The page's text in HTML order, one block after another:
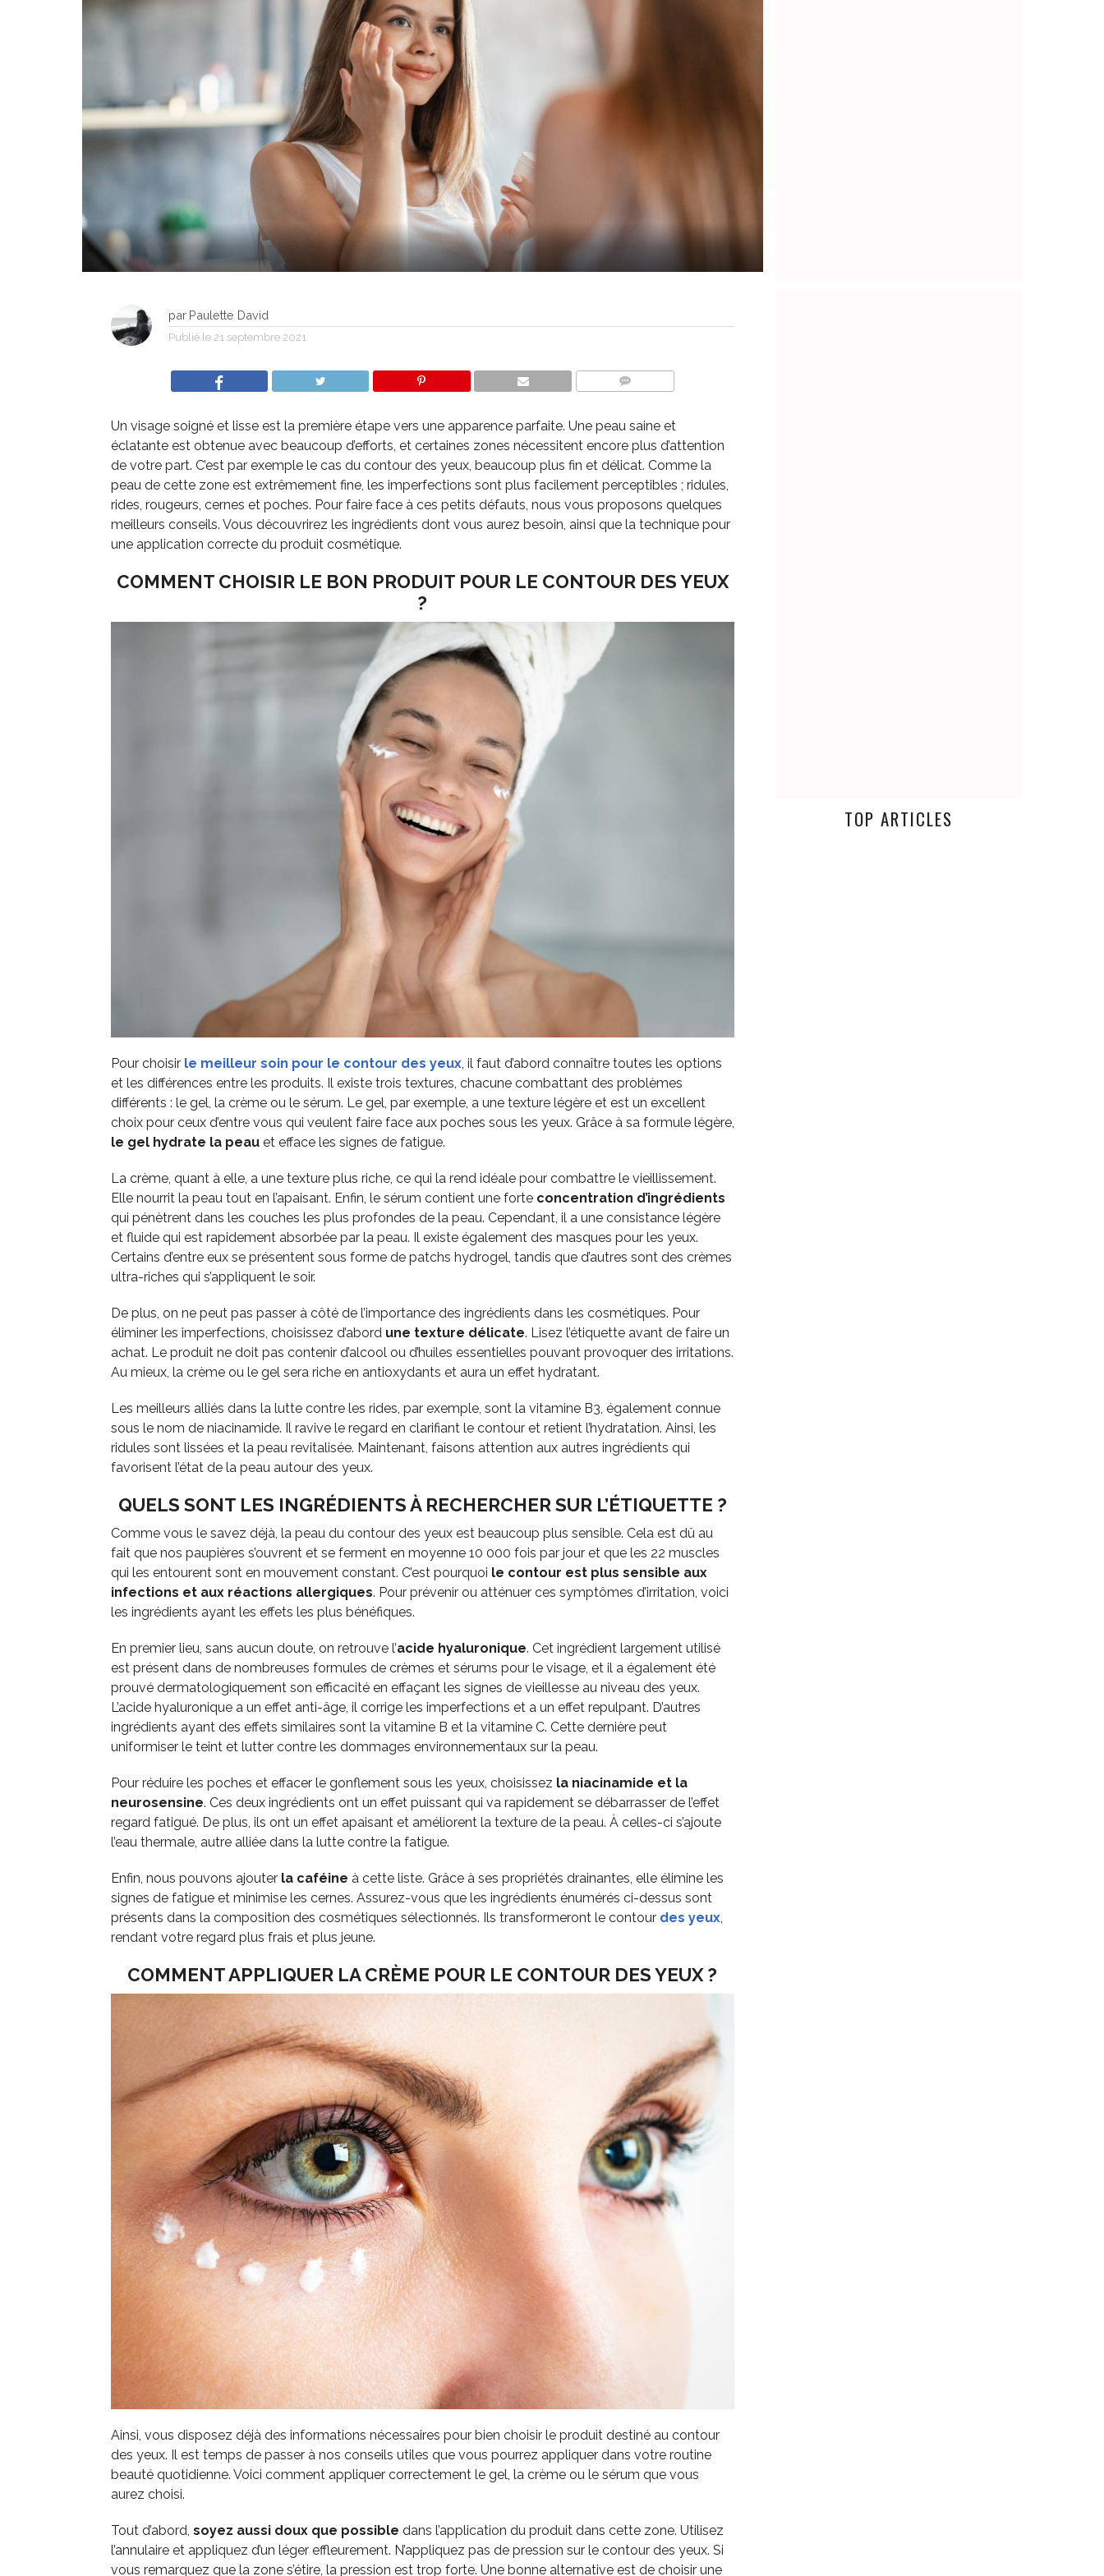
par Paulette David
Publié le 21 septembre 2021
Un visage soigné et lisse est la première étape vers une apparence parfaite. Une peau saine et
éclatante est obtenue avec beaucoup d’efforts, et certaines zones nécessitent encore plus d’attention
de votre part. C’est par exemple le cas du contour des yeux, beaucoup plus fin et délicat. Comme la
peau de cette zone est extrêmement fine, les imperfections sont plus facilement perceptibles ; ridules,
rides, rougeurs, cernes et poches. Pour faire face à ces petits défauts, nous vous proposons quelques
meilleurs conseils. Vous découvrirez les ingrédients dont vous aurez besoin, ainsi que la technique pour
une application correcte du produit cosmétique.
COMMENT CHOISIR LE BON PRODUIT POUR LE CONTOUR DES YEUX
?
Pour choisir le meilleur soin pour le contour des yeux, il faut d’abord connaître toutes les options
et les différences entre les produits. Il existe trois textures, chacune combattant des problèmes
différents : le gel, la crème ou le sérum. Le gel, par exemple, a une texture légère et est un excellent
choix pour ceux d’entre vous qui veulent faire face aux poches sous les yeux. Grâce à sa formule légère,
le gel hydrate la peauet efface les signes de fatigue.
La crème, quant à elle, a une texture plus riche, ce qui la rend idéale pour combattre le vieillissement.
Elle nourrit la peau tout en l’apaisant. Enfin, le sérum contient une forte concentration d’ingrédients
qui pénètrent dans les couches les plus profondes de la peau. Cependant, il a une consistance légère
et fluide qui est rapidement absorbée par la peau. Il existe également des masques pour les yeux.
Certains d’entre eux se présentent sous forme de patchs hydrogel, tandis que d’autres sont des crèmes
ultra-riches qui s’appliquent le soir.
De plus, on ne peut pas passer à côté de l’importance des ingrédients dans les cosmétiques. Pour
éliminer les imperfections, choisissez d’abord une texture délicate. Lisez l’étiquette avant de faire un
achat. Le produit ne doit pas contenir d’alcool ou d’huiles essentielles pouvant provoquer des irritations.
Au mieux, la crème ou le gel sera riche en antioxydants et aura un effet hydratant.
Les meilleurs alliés dans la lutte contre les rides, par exemple, sont la vitamine B3, également connue
sous le nom de niacinamide. Il ravive le regard en clarifiant le contour et retient l’hydratation. Ainsi, les
ridules sont lissées et la peau revitalisée. Maintenant, faisons attention aux autres ingrédients qui
favorisent l’état de la peau autour des yeux.
QUELS SONT LES INGRÉDIENTS À RECHERCHER SUR L’ÉTIQUETTE ?
Comme vous le savez déjà, la peau du contour des yeux est beaucoup plus sensible. Cela est dû au
fait que nos paupières s’ouvrent et se ferment en moyenne 10 000 fois par jour et que les 22 muscles
qui les entourent sont en mouvement constant. C’est pourquoi le contour est plus sensible aux
infections et aux réactions allergiques. Pour prévenir ou atténuer ces symptômes d’irritation, voici
les ingrédients ayant les effets les plus bénéfiques.
En premier lieu, sans aucun doute, on retrouve l’acide hyaluronique. Cet ingrédient largement utilisé
est présent dans de nombreuses formules de crèmes et sérums pour le visage, et il a également été
prouvé dermatologiquement son efficacité en effaçant les signes de vieillesse au niveau des yeux.
L’acide hyaluronique a un effet anti-âge, il corrige les imperfections et a un effet repulpant. D’autres
ingrédients ayant des effets similaires sont la vitamine B et la vitamine C. Cette dernière peut
uniformiser le teint et lutter contre les dommages environnementaux sur la peau.
Pour réduire les poches et effacer le gonflement sous les yeux, choisissez la niacinamide et la
neurosensine. Ces deux ingrédients ont un effet puissant qui va rapidement se débarrasser de l’effet
regard fatigué. De plus, ils ont un effet apaisant et améliorent la texture de la peau. À celles-ci s’ajoute
l’eau thermale, autre alliée dans la lutte contre la fatigue.
Enfin, nous pouvons ajouter la caféine à cette liste. Grâce à ses propriétés drainantes, elle élimine les
signes de fatigue et minimise les cernes. Assurez-vous que les ingrédients énumérés ci-dessus sont
présents dans la composition des cosmétiques sélectionnés. Ils transformeront le contour des yeux,
rendant votre regard plus frais et plus jeune.
COMMENT APPLIQUER LA CRÈME POUR LE CONTOUR DES YEUX ?
Ainsi, vous disposez déjà des informations nécessaires pour bien choisir le produit destiné au contour
des yeux. Il est temps de passer à nos conseils utiles que vous pourrez appliquer dans votre routine
beauté quotidienne. Voici comment appliquer correctement le gel, la crème ou le sérum que vous
aurez choisi.
Tout d’abord, soyez aussi doux que possible dans l’application du produit dans cette zone. Utilisez
l’annulaire et appliquez d’un léger effleurement. N’appliquez pas de pression sur le contour des yeux. Si
vous remarquez que la zone s’étire, la pression est trop forte. Une bonne alternative est de choisir une
TOP ARTICLES